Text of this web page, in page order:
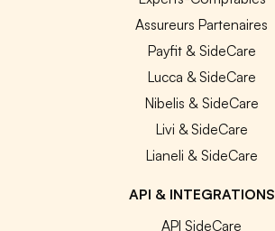
Assureurs Partenaires
Payfit & SideCare
Lucca & SideCare
Nibelis & SideCare
Livi & SideCare
Lianeli & SideCare
API & INTEGRATIONS
API SideCare